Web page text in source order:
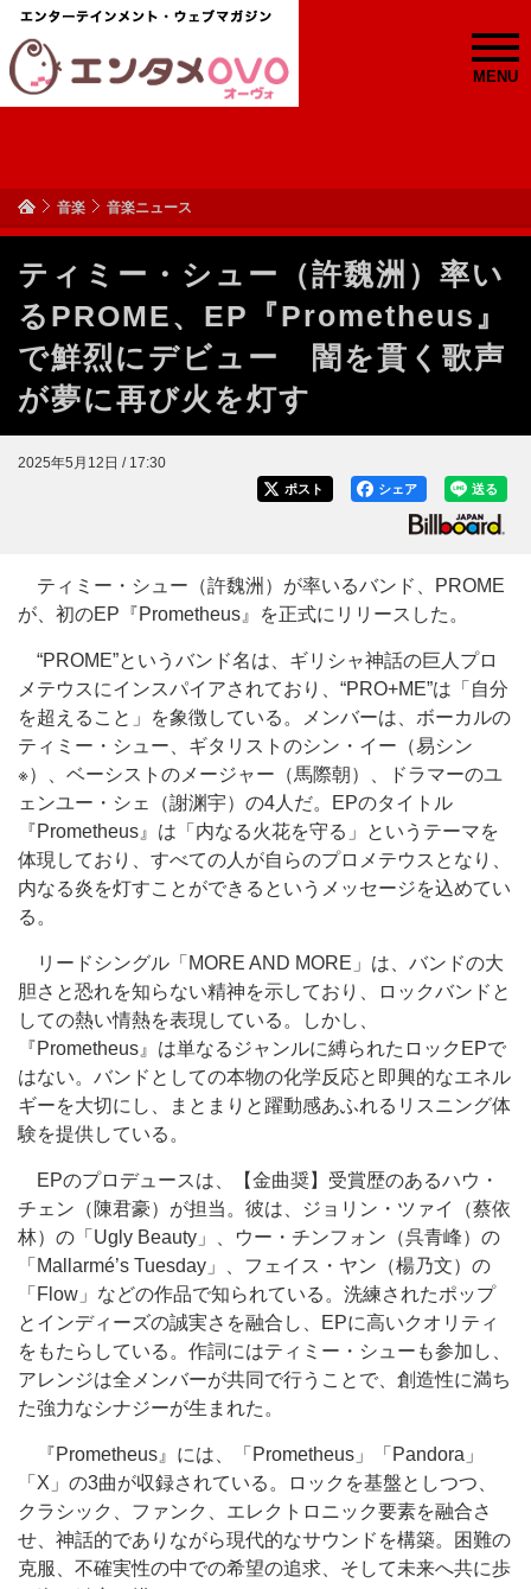
MENU
音楽 音楽ニュース
ティミー・シュー（許魏洲）率い
るPROME、EP『Prometheus』
で鮮烈にデビュー 闇を貫く歌声
が夢に再び火を灯す
2025年5月12日 / 17:30
送る
シェア
ポスト
ティミー・シュー（許魏洲）が率いるバンド、PROME
が、初のEP『Prometheus』を正式にリリースした。
“PROME”というバンド名は、ギリシャ神話の巨人プロ
メテウスにインスパイアされており、“PRO+ME”は「自分
を超えること」を象徴している。メンバーは、ボーカルの
ティミー・シュー、ギタリストのシン・イー（易シン
※）、ベーシストのメージャー（馬際朝）、ドラマーのユ
ェンユー・シェ（謝渊宇）の4人だ。EPのタイトル
『Prometheus』は「内なる火花を守る」というテーマを
体現しており、すべての人が自らのプロメテウスとなり、
内なる炎を灯すことができるというメッセージを込めてい
る。
リードシングル「MORE AND MORE」は、バンドの大
胆さと恐れを知らない精神を示しており、ロックバンドと
しての熱い情熱を表現している。しかし、
『Prometheus』は単なるジャンルに縛られたロックEPで
はない。バンドとしての本物の化学反応と即興的なエネル
ギーを大切にし、まとまりと躍動感あふれるリスニング体
験を提供している。
EPのプロデュースは、【金曲奨】受賞歴のあるハウ・
チェン（陳君豪）が担当。彼は、ジョリン・ツァイ（蔡依
林）の「Ugly Beauty」、ウー・チンフォン（呉青峰）の
「Mallarmé’s Tuesday」、フェイス・ヤン（楊乃文）の
「Flow」などの作品で知られている。 洗練されたポップ
とインディーズの誠実さを融合し、EPに高いクオリティ
をもたらしている。 作詞にはティミー・シューも参加し、
アレンジは全メンバーが共同で行うことで 、創造性に満ち
た強力なシナジーが生まれた。
『Prometheus』には、「Prometheus」「Pandora」
「X」の3曲が収録されている。ロックを基盤としつつ、
クラシック、ファンク、エレクトロニック要素を融合さ
せ、神話的でありながら現代的なサウンドを構築。困難の
克服、不確実性の中での希望の追求、そして未来へ共に歩